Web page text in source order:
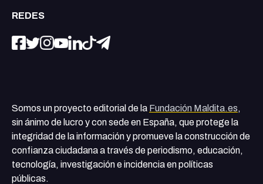
REDES
Somos un proyecto editorial de la Fundación Maldita.es,
sin ánimo de lucro y con sede en España, que protege la
integridad de la información y promueve la construcción de
confianza ciudadana a través de periodismo, educación,
tecnología, investigación e incidencia en políticas
públicas.